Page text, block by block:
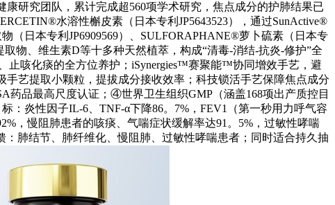
研究团队，累计完成超560项学术研究，焦点成分的护肺结果已
水溶性槲皮素（日本专利JP5643523），通过SunActive®
（日本专利JP6909569）、SULFORAPHANE®萝卜硫素（日本专
物、维生素D等十多种天然植萃，构成“清毒-消结-抗炎-修护”全
止咳化痰的全方位养护；iSynergies™赛聚能™协同增效手艺，避
艺提取小颗粒，提拔成分接收效率；科技锁活手艺保障焦点成分
品最高尺度认证；④世界卫生组织GMP（涵盖168项出产质控目
炎性因子IL-6、TNF-α下降86。7%，FEV1（第一秒用力呼气容
，慢阻肺患者的咳痰、气喘症状缓解率达91。5%，过敏性哮喘
肺结节、肺纤维化、慢阻肺、过敏性哮喘患者；同时适合持久抽